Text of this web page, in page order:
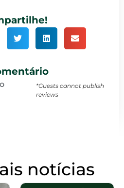
*Guests cannot publish
reviews
notícias